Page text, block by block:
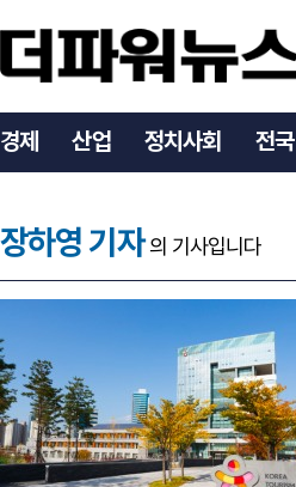
경제 산업 정치사회 전국
장하영 기자 의 기사입니다